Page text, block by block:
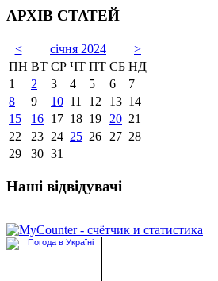
АРХІВ СТАТЕЙ
< січня 2024
>
ПН ВТ СР ЧТ ПТ СБ НД
1
2 3 4 5 6
7
8
9 10 11 12 13 14
15
16 17 18 19 20 21
22
23 24 25 26 27 28
29
30 31
Наші відвідувачі